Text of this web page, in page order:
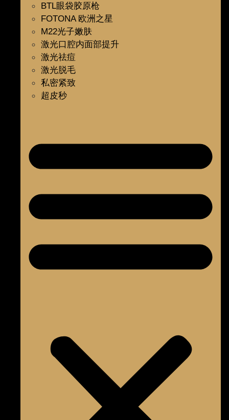
BTL眼袋胶原枪
FOTONA 欧洲之星
M22光子嫩肤
激光口腔内面部提升
激光祛痘
激光脱毛
私密紧致
超皮秒